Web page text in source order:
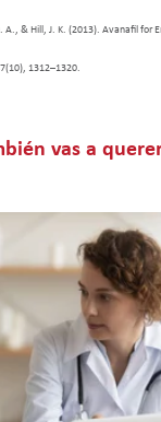
A., & Hill, J. K. (2013). Avanafil for
1312–1320.
vas a